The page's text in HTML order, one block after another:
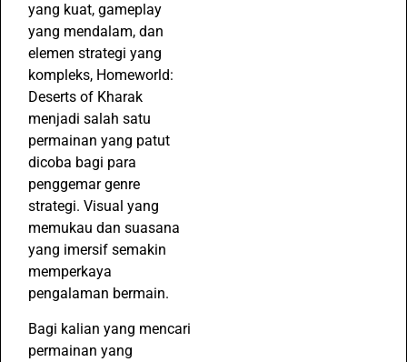
yang kuat, gameplay
yang mendalam, dan
elemen strategi yang
kompleks, Homeworld:
Deserts of Kharak
menjadi salah satu
permainan yang patut
dicoba bagi para
penggemar genre
strategi. Visual yang
memukau dan suasana
yang imersif semakin
memperkaya
pengalaman bermain.
Bagi kalian yang mencari
permainan yang